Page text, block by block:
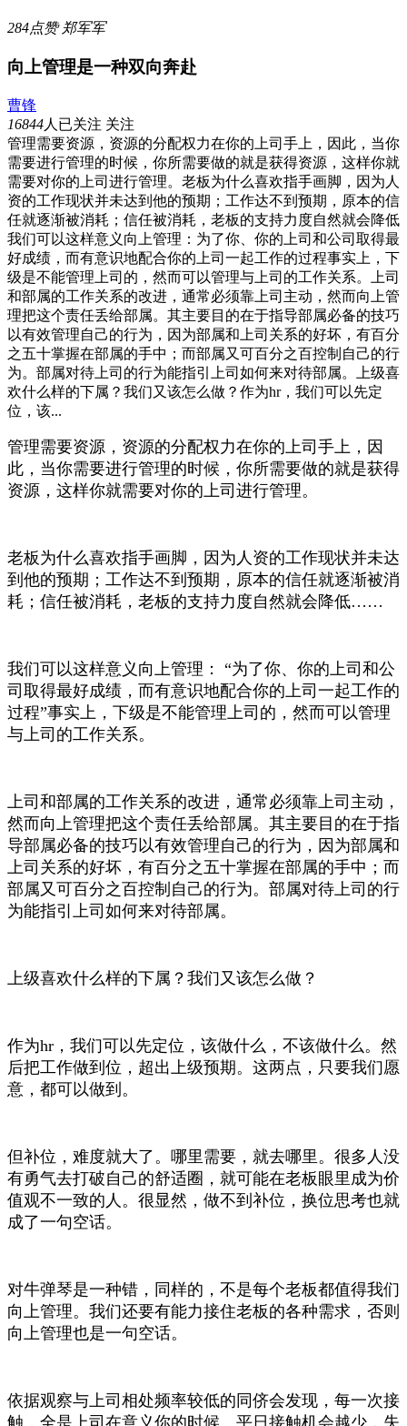
284点赞 郑军军
向上管理是一种双向奔赴
曹锋
16844人已关注 关注
管理需要资源，资源的分配权力在你的上司手上，因此，当你
需要进行管理的时候，你所需要做的就是获得资源，这样你就
需要对你的上司进行管理。老板为什么喜欢指手画脚，因为人
资的工作现状并未达到他的预期；工作达不到预期，原本的信
任就逐渐被消耗；信任被消耗，老板的支持力度自然就会降低
我们可以这样意义向上管理：为了你、你的上司和公司取得最
好成绩，而有意识地配合你的上司一起工作的过程事实上，下
级是不能管理上司的，然而可以管理与上司的工作关系。上司
和部属的工作关系的改进，通常必须靠上司主动，然而向上管
理把这个责任丢给部属。其主要目的在于指导部属必备的技巧
以有效管理自己的行为，因为部属和上司关系的好坏，有百分
之五十掌握在部属的手中；而部属又可百分之百控制自己的行
为。部属对待上司的行为能指引上司如何来对待部属。上级喜
欢什么样的下属？我们又该怎么做？作为hr，我们可以先定
位，该...
管理需要资源，资源的分配权力在你的上司手上，因
此，当你需要进行管理的时候，你所需要做的就是获得
资源，这样你就需要对你的上司进行管理。
老板为什么喜欢指手画脚，因为人资的工作现状并未达
到他的预期；工作达不到预期，原本的信任就逐渐被消
耗；信任被消耗，老板的支持力度自然就会降低……
我们可以这样意义向上管理： “为了你、你的上司和公
司取得最好成绩，而有意识地配合你的上司一起工作的
过程”事实上，下级是不能管理上司的，然而可以管理
与上司的工作关系。
上司和部属的工作关系的改进，通常必须靠上司主动，
然而向上管理把这个责任丢给部属。其主要目的在于指
导部属必备的技巧以有效管理自己的行为，因为部属和
上司关系的好坏，有百分之五十掌握在部属的手中；而
部属又可百分之百控制自己的行为。部属对待上司的行
为能指引上司如何来对待部属。
上级喜欢什么样的下属？我们又该怎么做？
作为hr，我们可以先定位，该做什么，不该做什么。然
后把工作做到位，超出上级预期。这两点，只要我们愿
意，都可以做到。
但补位，难度就大了。哪里需要，就去哪里。很多人没
有勇气去打破自己的舒适圈，就可能在老板眼里成为价
值观不一致的人。很显然，做不到补位，换位思考也就
成了一句空话。
对牛弹琴是一种错，同样的，不是每个老板都值得我们
向上管理。我们还要有能力接住老板的各种需求，否则
向上管理也是一句空话。
依据观察与上司相处频率较低的同侪会发现，每一次接
触，全是上司在意义你的时候。平日接触机会越少，失